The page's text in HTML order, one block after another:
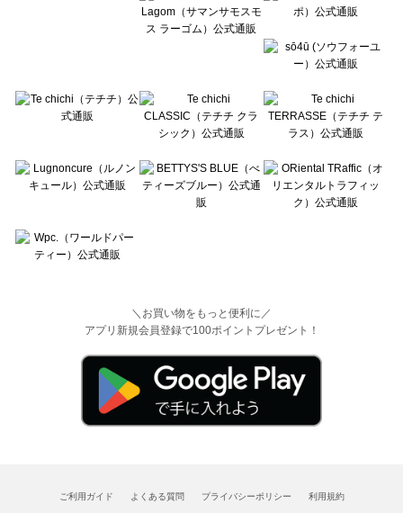
＼お買い物をもっと便利に／
アプリ新規会員登録で100ポイントプレゼント！
ご利用ガイド よくある質問 プライバシーポリシー 利用規約